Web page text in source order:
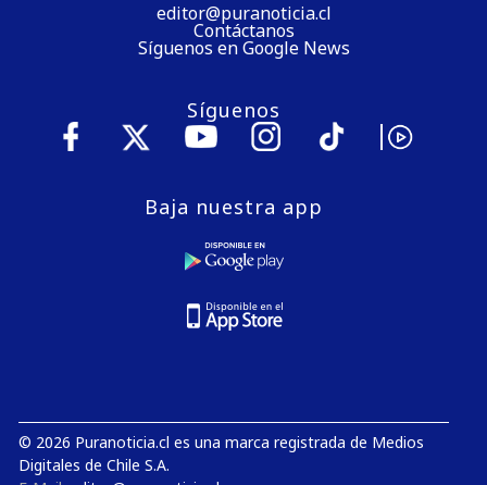
editor@puranoticia.cl
Contáctanos
Síguenos en Google News
Síguenos
Baja nuestra app
© 2026 Puranoticia.cl es una marca registrada de Medios
Digitales de Chile S.A.